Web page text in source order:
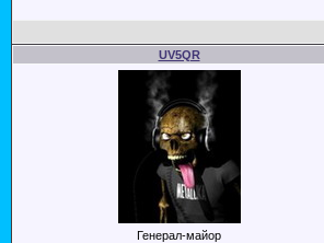
UV5QR
Генерал-майор